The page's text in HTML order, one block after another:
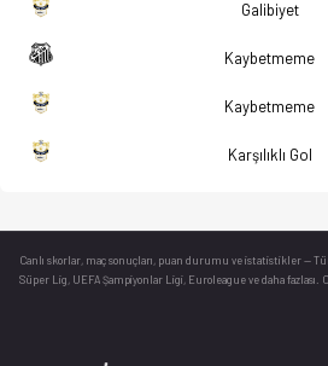
Galibiyet
Kaybetmeme
Kaybetmeme
Karşılıklı Gol
Canlı skorlar , maç sonuçları, puan durumu ve istatistikler —
Süper Lig, UEFA Şampiyonlar Ligi, Euroleague ve daha fazlası.